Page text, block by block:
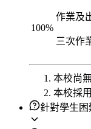
100%
作業及
三次作
本校尚
本校採
針對學生